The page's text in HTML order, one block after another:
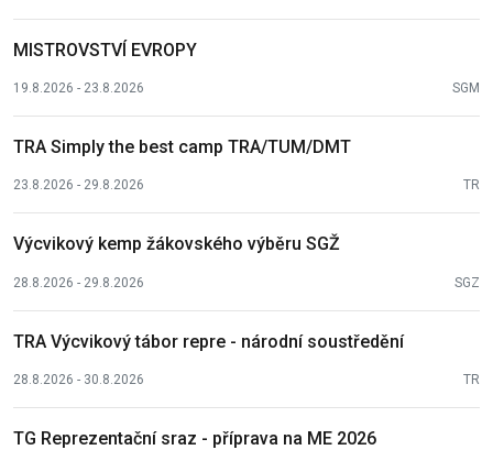
MISTROVSTVÍ EVROPY
19.8.2026 - 23.8.2026 SGM
TRA Simply the best camp TRA/TUM/DMT
23.8.2026 - 29.8.2026 TR
Výcvikový kemp žákovského výběru SGŽ
28.8.2026 - 29.8.2026 SGZ
TRA Výcvikový tábor repre - národní soustředění
28.8.2026 - 30.8.2026 TR
TG Reprezentační sraz - příprava na ME 2026